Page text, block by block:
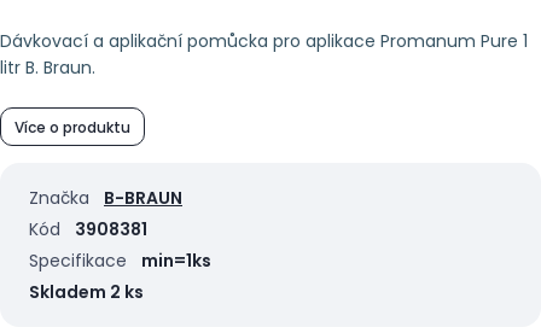
Dávkovací a aplikační pomůcka pro aplikace Promanum Pure 1
litr B. Braun.
Více o produktu
Značka
B-BRAUN
Kód
3908381
Specifikace
min=1ks
Skladem 2 ks